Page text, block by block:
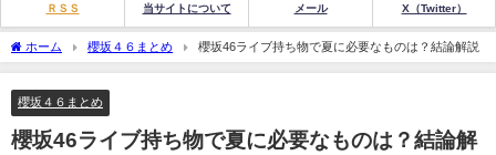
ＲＳＳ 当サイトについて メール X（Twitter）
ホーム 櫻坂４６まとめ 櫻坂46ライブ持ち物で夏に必要なものは？結論解説
櫻坂４６まとめ
櫻坂46ライブ持ち物で夏に必要なものは？結論解